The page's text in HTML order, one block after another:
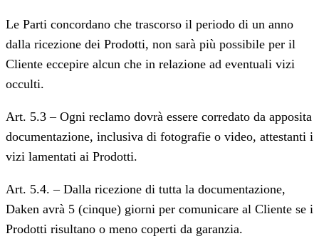
Le Parti concordano che trascorso il periodo di un anno
dalla ricezione dei Prodotti, non sarà più possibile per il
Cliente eccepire alcun che in relazione ad eventuali vizi
occulti.
Art. 5.3 – Ogni reclamo dovrà essere corredato da apposita
documentazione, inclusiva di fotografie o video, attestanti i
vizi lamentati ai Prodotti.
Art. 5.4. – Dalla ricezione di tutta la documentazione,
Daken avrà 5 (cinque) giorni per comunicare al Cliente se i
Prodotti risultano o meno coperti da garanzia.